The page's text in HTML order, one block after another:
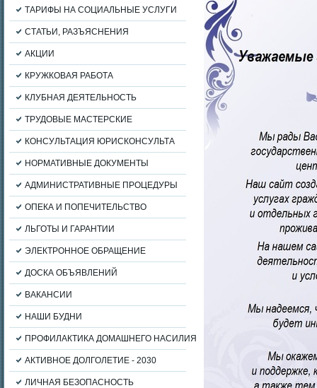
ТАРИФЫ НА СОЦИАЛЬНЫЕ УСЛУГИ
СТАТЬИ, РАЗЪЯСНЕНИЯ
АКЦИИ
КРУЖКОВАЯ РАБОТА
КЛУБНАЯ ДЕЯТЕЛЬНОСТЬ
ТРУДОВЫЕ МАСТЕРСКИЕ
КОНСУЛЬТАЦИЯ ЮРИСКОНСУЛЬТА
НОРМАТИВНЫЕ ДОКУМЕНТЫ
АДМИНИСТРАТИВНЫЕ ПРОЦЕДУРЫ
ОПЕКА И ПОПЕЧИТЕЛЬСТВО
ЛЬГОТЫ И ГАРАНТИИ
ЭЛЕКТРОННОЕ ОБРАЩЕНИЕ
ДОСКА ОБЪЯВЛЕНИЙ
ВАКАНСИИ
НАШИ БУДНИ
ПРОФИЛАКТИКА ДОМАШНЕГО НАСИЛИЯ
АКТИВНОЕ ДОЛГОЛЕТИЕ - 2030
ЛИЧНАЯ БЕЗОПАСНОСТЬ